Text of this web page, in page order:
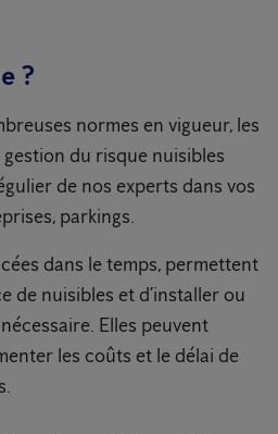
?
normes en vigueur, les
du risque nuisibles
de nos experts dans vos
parkings.
dans le temps, permettent
de nuisibles et d’installer ou
Elles peuvent
les coûts et le délai de